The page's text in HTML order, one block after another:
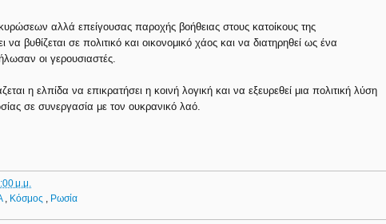
αλλά επείγουσας παροχής βοήθειας στους κατοίκους της
βυθίζεται σε πολιτικό και οικονομικό χάος και να διατηρηθεί ως ένα
οι γερουσιαστές.
η ελπίδα να επικρατήσει η κοινή λογική και να εξευρεθεί μια πολιτική λύση
σε συνεργασία με τον ουκρανικό λαό.
μ.μ.
Κόσμος Ρωσία